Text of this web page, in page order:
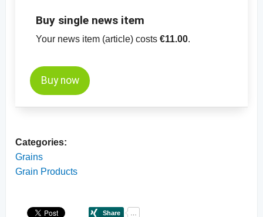
чистота, MATIF
-Ценовой график кукурузы,
Buy single news item
Your news item (article) costs €11.00.
Buy now
Categories:
Grains
Grain Products